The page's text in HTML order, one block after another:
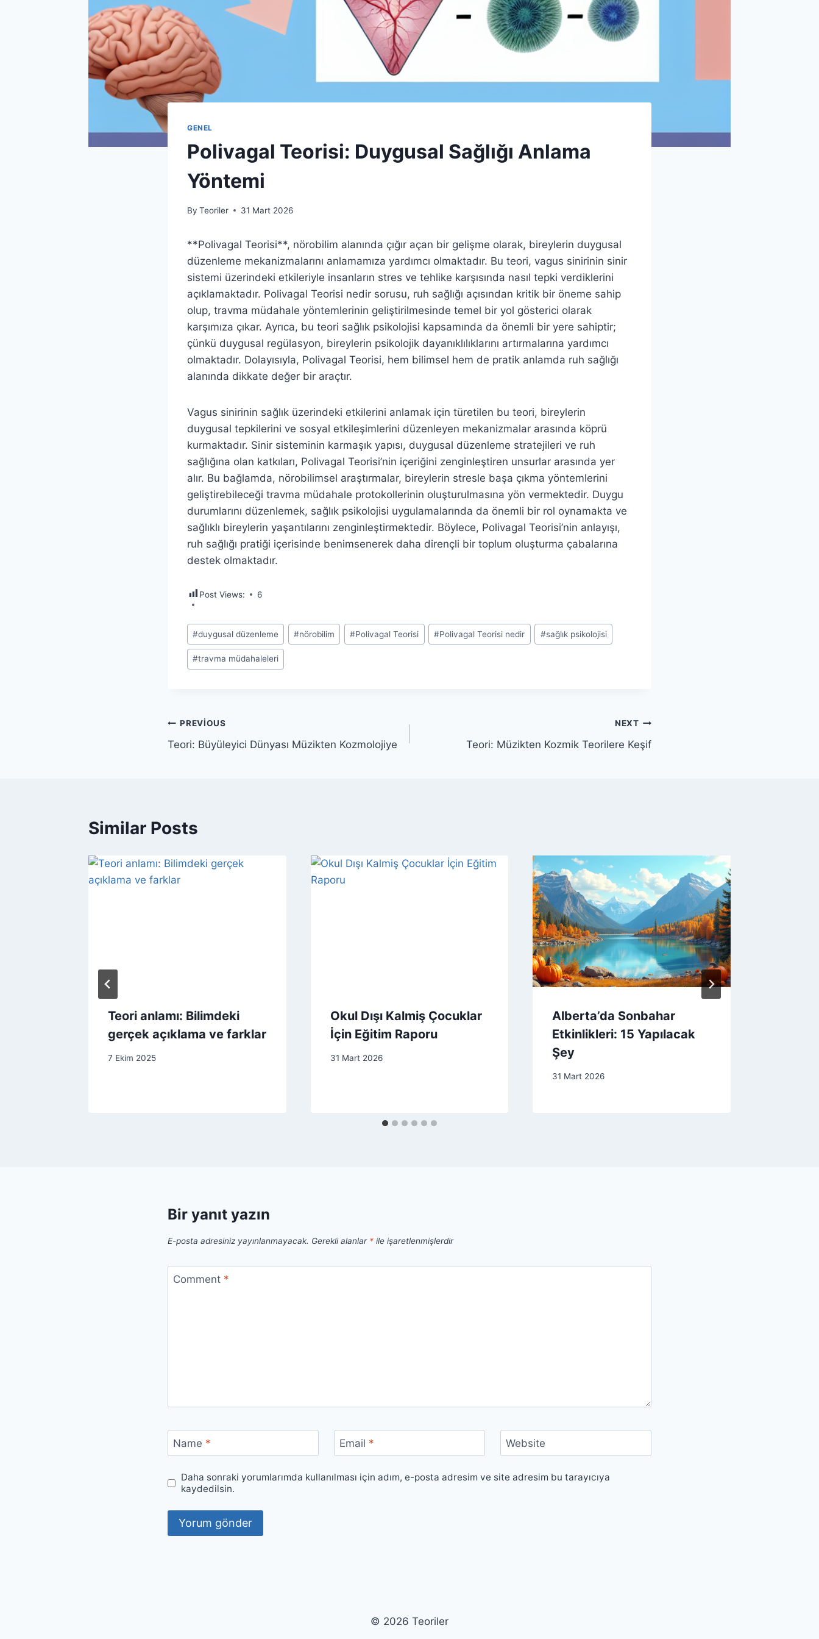
GENEL
Polivagal Teorisi: Duygusal Sağlığı Anlama
Yöntemi
By Teoriler 31 Mart 2026
**Polivagal Teorisi**, nörobilim alanında çığır açan bir gelişme olarak, bireylerin duygusal
düzenleme mekanizmalarını anlamamıza yardımcı olmaktadır. Bu teori, vagus sinirinin sinir
sistemi üzerindeki etkileriyle insanların stres ve tehlike karşısında nasıl tepki verdiklerini
açıklamaktadır. Polivagal Teorisi nedir sorusu, ruh sağlığı açısından kritik bir öneme sahip
olup, travma müdahale yöntemlerinin geliştirilmesinde temel bir yol gösterici olarak
karşımıza çıkar. Ayrıca, bu teori sağlık psikolojisi kapsamında da önemli bir yere sahiptir;
çünkü duygusal regülasyon, bireylerin psikolojik dayanıklılıklarını artırmalarına yardımcı
olmaktadır. Dolayısıyla, Polivagal Teorisi, hem bilimsel hem de pratik anlamda ruh sağlığı
alanında dikkate değer bir araçtır.
Vagus sinirinin sağlık üzerindeki etkilerini anlamak için türetilen bu teori, bireylerin
duygusal tepkilerini ve sosyal etkileşimlerini düzenleyen mekanizmalar arasında köprü
kurmaktadır. Sinir sisteminin karmaşık yapısı, duygusal düzenleme stratejileri ve ruh
sağlığına olan katkıları, Polivagal Teorisi’nin içeriğini zenginleştiren unsurlar arasında yer
alır. Bu bağlamda, nörobilimsel araştırmalar, bireylerin stresle başa çıkma yöntemlerini
geliştirebileceği travma müdahale protokollerinin oluşturulmasına yön vermektedir. Duygu
durumlarını düzenlemek, sağlık psikolojisi uygulamalarında da önemli bir rol oynamakta ve
sağlıklı bireylerin yaşantılarını zenginleştirmektedir. Böylece, Polivagal Teorisi’nin anlayışı,
ruh sağlığı pratiği içerisinde benimsenerek daha dirençli bir toplum oluşturma çabalarına
destek olmaktadır.
Post Views: 6
Post
Tags:
#duygusal düzenleme #nörobilim #Polivagal Teorisi #Polivagal Teorisi nedir #sağlık psikolojisi
#travma müdahaleleri
Yazı
gezinmesi
PREVIOUS
Teori: Büyüleyici Dünyası Müzikten Kozmolojiye
NEXT
Teori: Müzikten Kozmik Teorilere Keşif
Similar Posts
Teori anlamı: Bilimdeki
gerçek açıklama ve farklar
7 Ekim 2025
Okul Dışı Kalmiş Çocuklar
İçin Eğitim Raporu
31 Mart 2026
Alberta’da Sonbahar
Etkinlikleri: 15 Yapılacak
Şey
31 Mart 2026
Bir yanıt yazın
E-posta adresiniz yayınlanmayacak. Gerekli alanlar * ile işaretlenmişlerdir
Comment *
Name * Email * Website
Daha sonraki yorumlarımda kullanılması için adım, e-posta adresim ve site adresim bu tarayıcıya
kaydedilsin.
© 2026 Teoriler